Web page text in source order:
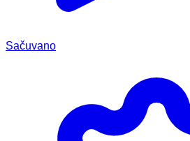
Sačuvano